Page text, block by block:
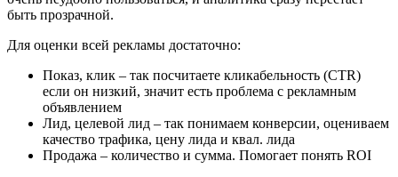
быть прозрачной.
Для оценки всей рекламы достаточно:
Показ, клик – так посчитаете кликабельность (CTR)
если он низкий, значит есть проблема с рекламным
объявлением
Лид, целевой лид – так понимаем конверсии, оцениваем
качество трафика, цену лида и квал. лида
Продажа – количество и сумма. Помогает понять ROI